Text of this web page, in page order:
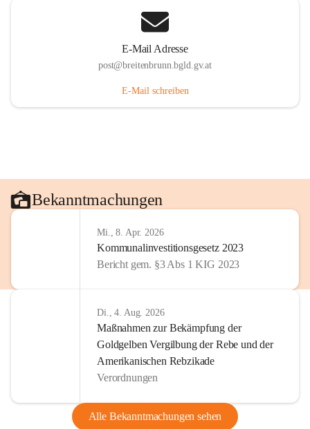
E-Mail Adresse
post@breitenbrunn.bgld.gv.at
E-Mail schreiben
Bekanntmachungen
Mi., 8. Apr. 2026
Kommunalinvestitionsgesetz 2023
Bericht gem. §3 Abs 1 KIG 2023
Di., 4. Aug. 2026
Maßnahmen zur Bekämpfung der
Goldgelben Vergilbung der Rebe und der
Amerikanischen Rebzikade
Verordnungen
Alle Bekanntmachungen sehen